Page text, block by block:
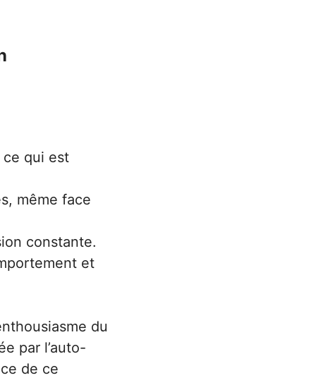
qui est
même face
constante.
et
du
par l’auto-
de ce